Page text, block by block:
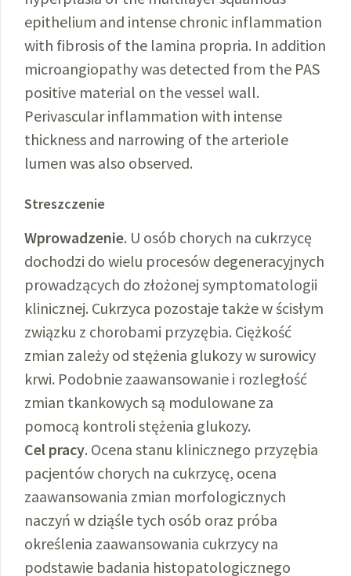
epithelium and intense chronic inflammation
with fibrosis of the lamina propria. In addition
microangiopathy was detected from the PAS
positive material on the vessel wall.
Perivascular inflammation with intense
thickness and narrowing of the arteriole
lumen was also observed.
Streszczenie
Wprowadzenie. U osób chorych na cukrzycę
dochodzi do wielu procesów degeneracyjnych
prowadzących do złożonej symptomatologii
klinicznej. Cukrzyca pozostaje także w ścisłym
związku z chorobami przyzębia. Ciężkość
zmian zależy od stężenia glukozy w surowicy
krwi. Podobnie zaawansowanie i rozległość
zmian tkankowych są modulowane za
pomocą kontroli stężenia glukozy.
Cel pracy. Ocena stanu klinicznego przyzębia
pacjentów chorych na cukrzycę, ocena
zaawansowania zmian morfologicznych
naczyń w dziąśle tych osób oraz próba
określenia zaawansowania cukrzycy na
podstawie badania histopatologicznego